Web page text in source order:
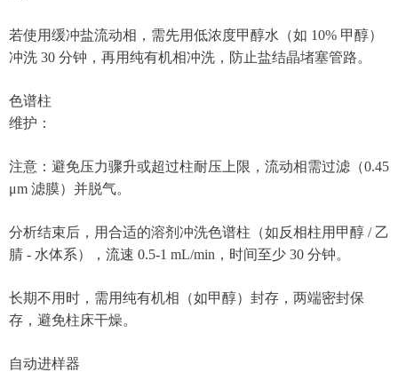
若使用缓冲盐流动相，需先用低浓度甲醇水（如 10% 甲醇）
冲洗 30 分钟，再用纯有机相冲洗，防止盐结晶堵塞管路。
色谱柱
维护：
注意：避免压力骤升或超过柱耐压上限，流动相需过滤（0.45
μm 滤膜）并脱气。
分析结束后，用合适的溶剂冲洗色谱柱（如反相柱用甲醇 / 乙
腈 - 水体系），流速 0.5-1 mL/min，时间至少 30 分钟。
长期不用时，需用纯有机相（如甲醇）封存，两端密封保
存，避免柱床干燥。
自动进样器